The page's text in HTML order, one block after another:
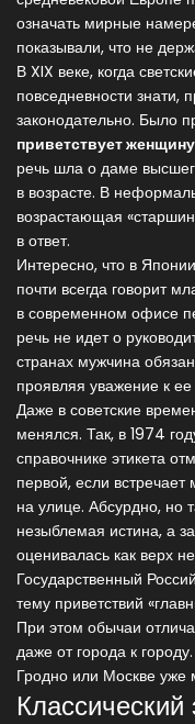
означать мирные
показывали, что не
В XIX веке, когда
повседневности знати,
законодательно. Было
приветствует женщину
речь шла о даме
в возрасте. В
возрастающая
в ответ.
Интересно, что в
почти всегда говорит
в современном офисе
речь не идет о
странах мужчина
проявляя уважение к ее
Даже в советские
менялся. Так, в 1974
справочнике этикета
первой, если
на улице. Абсурдно, но
незыблемая истина, а
оценивалась как верх
Государственный
тему приветствий
При этом обычаи
даже от города к
Гродно или Москве уже
Классический